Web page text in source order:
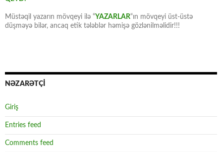
Müstəqil yazarın mövqeyi ilə “YAZARLAR“ın mövqeyi üst-üstə
düşməyə bilər, ancaq etik tələblər həmişə gözlənilməlidir!!!
NƏZARƏTÇİ
Giriş
Entries feed
Comments feed